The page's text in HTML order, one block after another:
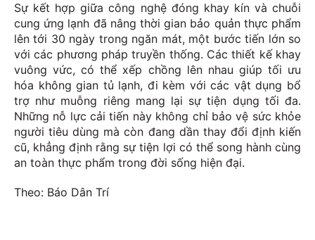
Sự kết hợp giữa công nghệ đóng khay kín và chuỗi
cung ứng lạnh đã nâng thời gian bảo quản thực phẩm
lên tới 30 ngày trong ngăn mát, một bước tiến lớn so
với các phương pháp truyền thống. Các thiết kế khay
vuông vức, có thể xếp chồng lên nhau giúp tối ưu
hóa không gian tủ lạnh, đi kèm với các vật dụng bổ
trợ như muỗng riêng mang lại sự tiện dụng tối đa.
Những nỗ lực cải tiến này không chỉ bảo vệ sức khỏe
người tiêu dùng mà còn đang dần thay đổi định kiến
cũ, khẳng định rằng sự tiện lợi có thể song hành cùng
an toàn thực phẩm trong đời sống hiện đại.
Theo: Báo Dân Trí